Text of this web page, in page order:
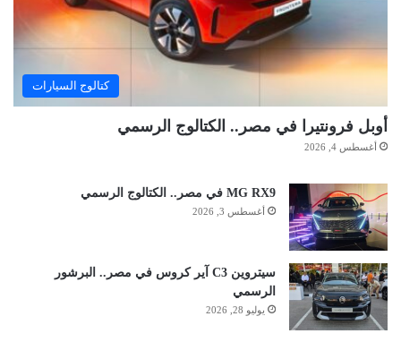
كتالوج السيارات
أوبل فرونتيرا في مصر.. الكتالوج الرسمي
أغسطس 4, 2026
MG RX9 في مصر.. الكتالوج الرسمي
أغسطس 3, 2026
سيتروين C3 آير كروس في مصر.. البرشور
الرسمي
يوليو 28, 2026